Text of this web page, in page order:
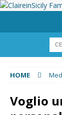
HOME
Voglio